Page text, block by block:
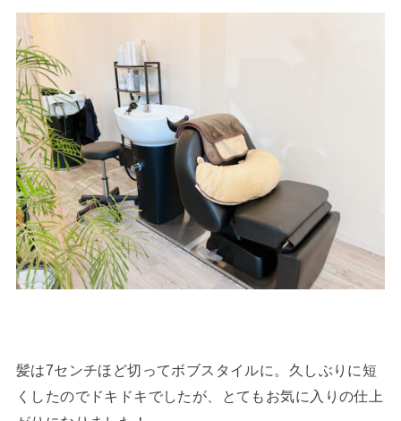
髪は7センチほど切ってボブスタイルに。久しぶりに短
くしたのでドキドキでしたが、とてもお気に入りの仕上